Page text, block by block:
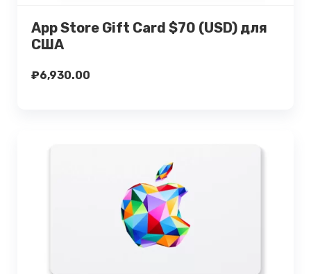
App Store Gift Card $70 (USD) для
США
₽6,930.00
Подробнее